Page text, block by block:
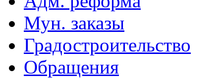
Мун. заказы
Градостроительство
Обращения